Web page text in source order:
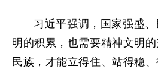
习近平强调，国家强盛
明的积累，也需要精神文明
民族，才能立得住、站得稳